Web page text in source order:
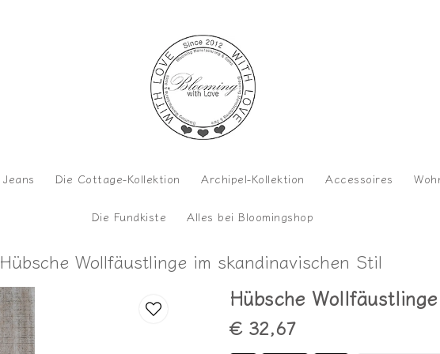
Jeans Die Cottage-Kollektion Archipel-Kollektion Accessoires
Die Fundkiste Alles bei Bloomingshop
Hübsche Wollfäustlinge im skandinavischen Stil
Hübsche
€ 32,67